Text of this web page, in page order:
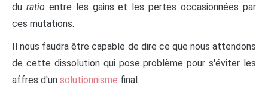
du ratio entre les gains et les pertes occasionnées par
ces mutations.
Il nous faudra être capable de dire ce que nous attendons
de cette dissolution qui pose problème pour s'éviter les
affres d'un solutionnisme final.